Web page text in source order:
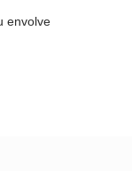
envolve